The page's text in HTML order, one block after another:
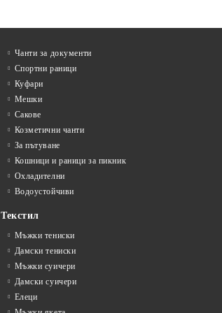
Чанти за документи
Спортни раници
Куфари
Мешки
Сакове
Козметични чанти
За пътуване
Кошници и раници за пикник
Охладителни
Водоустойчиви
Текстил
Мъжки тениски
Дамски тениски
Мъжки суичери
Дамски суичери
Елеци